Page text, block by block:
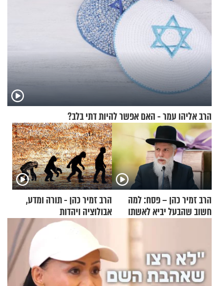
הרב אליהו עמר - האם אפשר להיות דתי בלב?
הרב זמיר כהן – פסח: למה
חשוב שהבעל יביא לאשתו
הרב זמיר כהן - תורה ומדע,
אבולוציה ויהדות